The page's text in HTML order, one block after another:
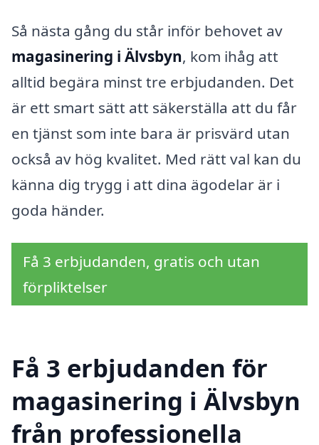
Så nästa gång du står inför behovet av
magasinering i Älvsbyn, kom ihåg att
alltid begära minst tre erbjudanden. Det
är ett smart sätt att säkerställa att du får
en tjänst som inte bara är prisvärd utan
också av hög kvalitet. Med rätt val kan du
känna dig trygg i att dina ägodelar är i
goda händer.
Få 3 erbjudanden, gratis och utan
förpliktelser
Få 3 erbjudanden för
magasinering i Älvsbyn
från professionella